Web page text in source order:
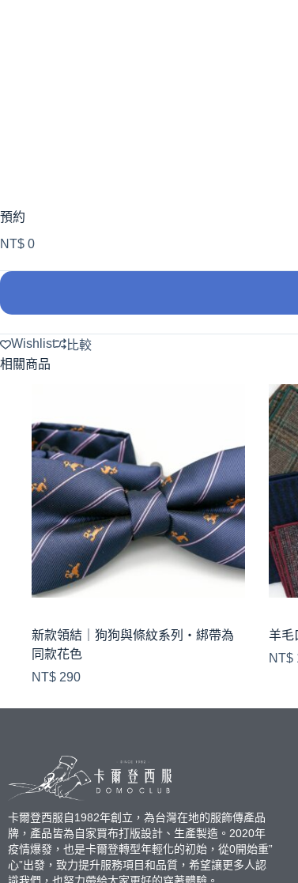
預約
NT$ 0
l
t
e
Wishlist
比較
相關商品
新款領結｜狗狗與條紋系列・綁帶為
同款花色
NT$ 290
羊毛
NT$
卡爾登西服自1982年創立，為台灣在地的服飾傳產品
牌，產品皆為自家買布打版設計、生產製造。2020年
疫情爆發，也是卡爾登轉型年輕化的初始，從0開始重”
心”出發，致力提升服務項目和品質，希望讓更多人認